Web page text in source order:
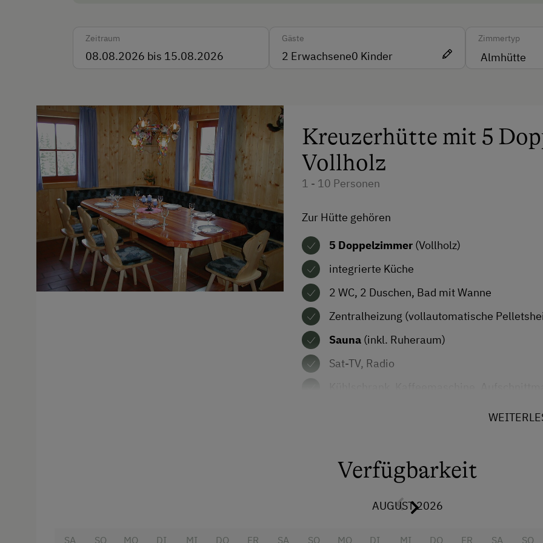
Barzahlung
Deutsch
Parken
Kostenlose Parkplätze
Unterkunftsart
Für max. 10 Personen
Klassische Almhütte
Klettern
Kletterwald
Skifahren
Skilehrer
Skilift
Sommerrodelbahn
Wandern
Wintersport
Zeitraum Gäste
2 Erwachsene0 Kinder
Zimmertyp
Kreuzerhütte mit 5
Vollholz
1 - 10 Personen
Zur Hütte gehören
5 Doppelzimmer(Vollholz)
integrierte Küche
2 WC, 2 Duschen, Bad mit Wanne
Zentralheizung (vollautomatische
Sauna (inkl. Ruheraum)
Sat-TV, Radio
Berglandschaft
Ort
Verfügbarkeit
AUGUST 2026
SA SO MO DI MI DO FR SA SO MO DI MI DO FR SA SO